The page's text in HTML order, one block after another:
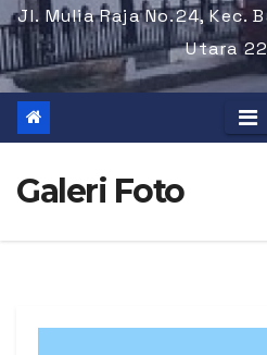
Jl. Mulia Raja No.24, Kec.
Utara
Galeri Foto